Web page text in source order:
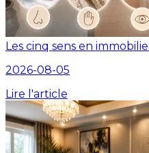
Les cinq sens en
2026-08-05
Lire l'article